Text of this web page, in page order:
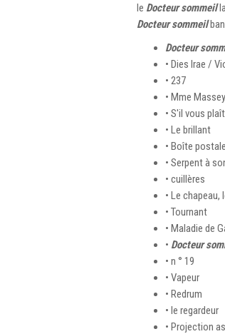
le Docteur sommeil
Docteur sommeil
Docteur
• Dies Irae /
• 237
• Mme Massey
• S'il vous
• Le brillant
• Boîte postale
• Serpent à
• cuillères
• Le chapeau,
• Tournant
• Maladie de
• Docteur
• n ° 19
• Vapeur
• Redrum
• le regardeur
• Projection